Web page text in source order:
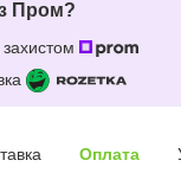
Пром?
Оплата